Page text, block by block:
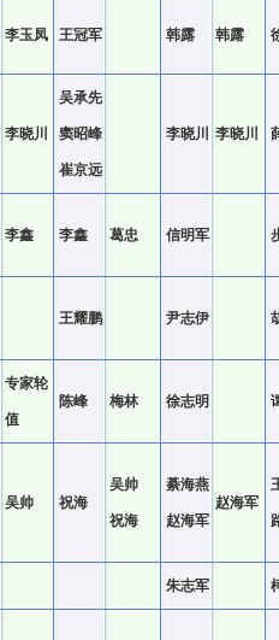
李玉凤 王冠军 韩露 韩露
李晓川
吴承先
窦昭峰
崔京远
李晓川 李晓川
李鑫 李鑫 葛忠 信明军
王耀鹏 尹志伊
专家轮
值
陈峰 梅林 徐志明
吴帅 祝海
吴帅
祝海
綦海燕
赵海军
赵海军
朱志军